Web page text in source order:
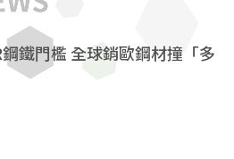
鐵門檻 全球銷歐鋼材撞「多